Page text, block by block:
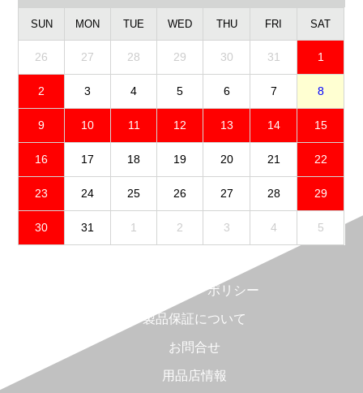
SUN MON TUE WED THU FRI SAT
26 27 28 29 30 31 1
2 3 4 5 6 7 8
9 10 11 12 13 14 15
16 17 18 19 20 21 22
23 24 25 26 27 28 29
30 31 1 2 3 4 5
プライバシーポリシー
製品保証について
お問合せ
用品店情報